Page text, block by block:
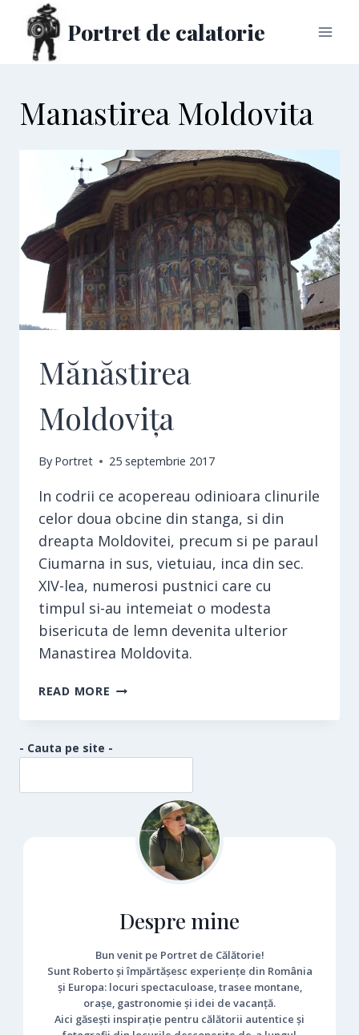
content
Portret de calatorie
Manastirea Moldovita
Mănăstirea
Moldovița
By Portret 25 septembrie 2017
In codrii ce acopereau odinioara clinurile
celor doua obcine din stanga, si din
dreapta Moldovitei, precum si pe paraul
Ciumarna in sus, vietuiau, inca din sec.
XIV-lea, numerosi pustnici care cu
timpul si-au intemeiat o modesta
bisericuta de lemn devenita ulterior
Manastirea Moldovita.
READ MORE MĂNĂSTIREA
- Cauta pe site -
Despre mine
Bun venit pe Portret de Călătorie!
Sunt Roberto și împărtășesc experiențe din România
și Europa: locuri spectaculoase, trasee montane,
orașe, gastronomie și idei de vacanță.
Aici găsești inspirație pentru călătorii autentice și